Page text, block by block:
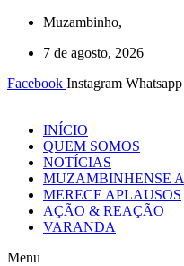
Muzambinho,
7 de agosto, 2026
Facebook Instagram Whatsapp
INÍCIO
QUEM SOMOS
NOTÍCIAS
MUZAMBINHENSE
MERECE APLAUSOS
AÇÃO & REAÇÃO
VARANDA
Menu